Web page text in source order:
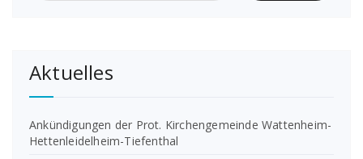
Aktuelles
Ankündigungen der Prot. Kirchengemeinde Wattenheim-
Hettenleidelheim-Tiefenthal